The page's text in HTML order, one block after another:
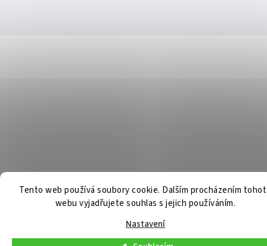
Tento web používá soubory cookie. Dalším procházením
webu vyjadřujete souhlas s jejich používáním.
Nastavení